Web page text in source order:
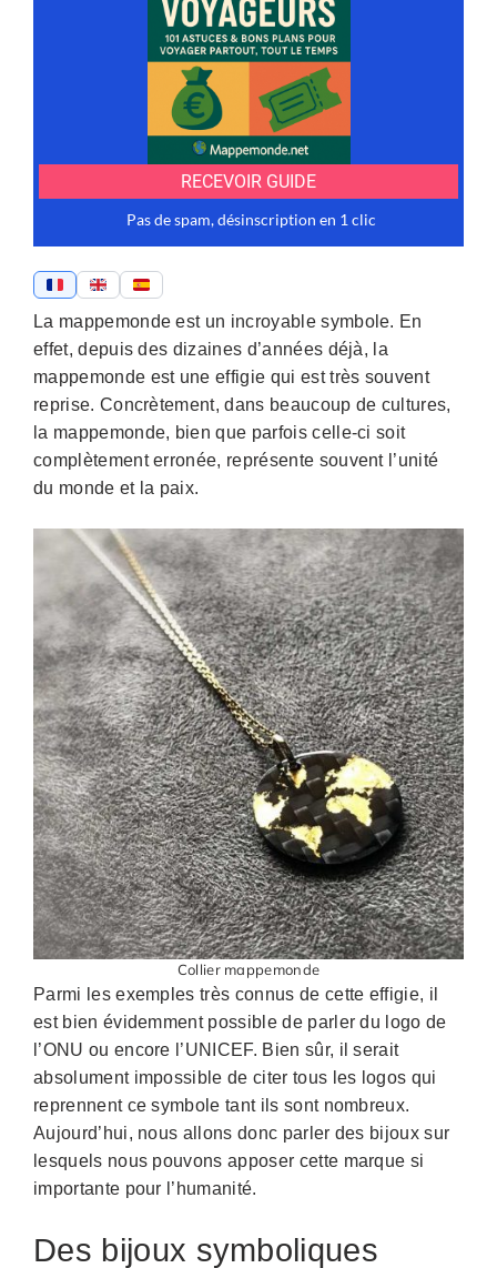
La mappemonde est un incroyable symbole. En
effet, depuis des dizaines d’années déjà, la
mappemonde est une effigie qui est très souvent
reprise. Concrètement, dans beaucoup de cultures,
la mappemonde, bien que parfois celle-ci soit
complètement erronée, représente souvent l’unité
du monde et la paix.
Collier mappemonde
Parmi les exemples très connus de cette effigie, il
est bien évidemment possible de parler du logo de
l’ONU ou encore l’UNICEF. Bien sûr, il serait
absolument impossible de citer tous les logos qui
reprennent ce symbole tant ils sont nombreux.
Aujourd’hui, nous allons donc parler des bijoux sur
lesquels nous pouvons apposer cette marque si
importante pour l’humanité.
Des bijoux symboliques